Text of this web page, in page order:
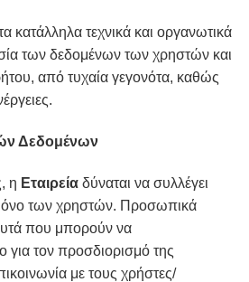
κατάλληλα τεχνικά και οργανωτικά
των δεδομένων των χρηστών και
από τυχαία γεγονότα, καθώς
Δεδομένων
η Εταιρεία δύναται να συλλέγει
των χρηστών. Προσωπικά
που μπορούν να
για τον προσδιορισμό της
με τους χρήστες/